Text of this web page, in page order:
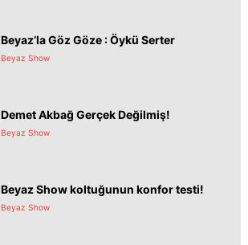
Beyaz’la Göz Göze : Öykü Serter
Beyaz Show
Demet Akbağ Gerçek Değilmiş!
Beyaz Show
Beyaz Show koltuğunun konfor testi!
Beyaz Show